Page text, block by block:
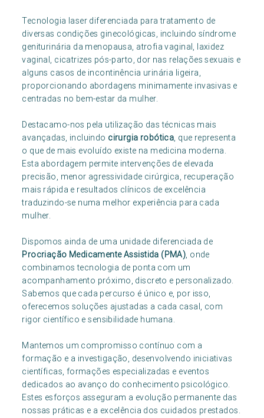
Tecnologia laser diferenciada para tratamento de
diversas condições ginecológicas, incluindo síndrome
geniturinária da menopausa, atrofia vaginal, laxidez
vaginal, cicatrizes pós-parto, dor nas relações sexuais e
alguns casos de incontinência urinária ligeira,
proporcionando abordagens minimamente invasivas e
centradas no bem-estar da mulher.
Destacamo-nos pela utilização das técnicas mais
avançadas, incluindo cirurgia robótica, que representa
o que de mais evoluído existe na medicina moderna.
Esta abordagem permite intervenções de elevada
precisão, menor agressividade cirúrgica, recuperação
mais rápida e resultados clínicos de excelência
traduzindo-se numa melhor experiência para cada
mulher.
Dispomos ainda de uma unidade diferenciada de
Procriação Medicamente Assistida (PMA), onde
combinamos tecnologia de ponta com um
acompanhamento próximo, discreto e personalizado.
Sabemos que cada percurso é único e, por isso,
oferecemos soluções ajustadas a cada casal, com
rigor científico e sensibilidade humana.
Mantemos um compromisso contínuo com a
formação e a investigação, desenvolvendo iniciativas
científicas, formações especializadas e eventos
dedicados ao avanço do conhecimento psicológico.
Estes esforços asseguram a evolução permanente das
nossas práticas e a excelência dos cuidados prestados.